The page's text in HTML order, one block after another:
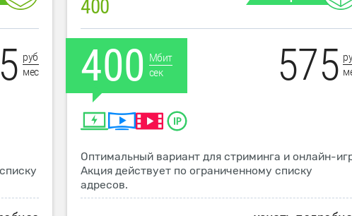
руб
мес
400
400 Мбит
сек
575
Оптимальный вариант для стриминга и онлайн-
Акция действует по ограниченному списку
адресов.